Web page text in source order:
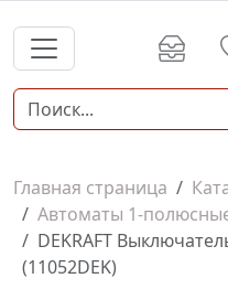
Главная страница
Автоматы 1-
DEKRAFT
(11052DEK)